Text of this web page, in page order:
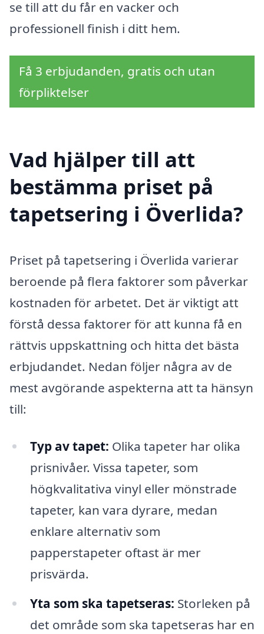
se till att du får en vacker och
professionell finish i ditt hem.
Få 3 erbjudanden, gratis och utan
förpliktelser
Vad hjälper till att
bestämma priset på
tapetsering i Överlida?
Priset på tapetsering i Överlida varierar
beroende på flera faktorer som påverkar
kostnaden för arbetet. Det är viktigt att
förstå dessa faktorer för att kunna få en
rättvis uppskattning och hitta det bästa
erbjudandet. Nedan följer några av de
mest avgörande aspekterna att ta hänsyn
till:
Typ av tapet: Olika tapeter har olika
prisnivåer. Vissa tapeter, som
högkvalitativa vinyl eller mönstrade
tapeter, kan vara dyrare, medan
enklare alternativ som
papperstapeter oftast är mer
prisvärda.
Yta som ska tapetseras: Storleken på
det område som ska tapetseras har en